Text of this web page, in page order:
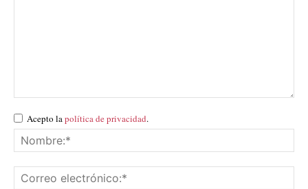
Acepto lapolítica de privacidad.